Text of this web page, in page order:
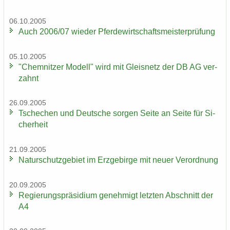
06.10.2005
Auch 2006/07 wie­der Pfer­de­wirt­schafts­meis­ter­prü­fung
05.10.2005
"Chem­nit­zer Mo­dell" wird mit Gleis­netz der DB AG ver­
zahnt
26.09.2005
Tsche­chen und Deut­sche sor­gen Seite an Seite für Si­
cher­heit
21.09.2005
Na­tur­schutz­ge­biet im Erz­ge­bir­ge mit neuer Ver­ord­nung
20.09.2005
Re­gie­rungs­prä­si­di­um ge­neh­migt letz­ten Ab­schnitt der
A4